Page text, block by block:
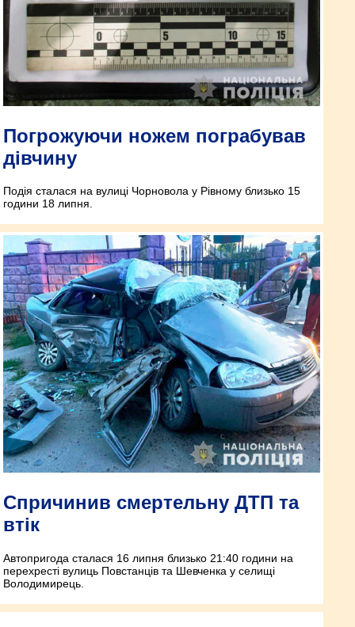
Погрожуючи ножем пограбував
дівчину
Подія сталася на вулиці Чорновола у Рівному близько 15
години 18 липня.
Спричинив смертельну ДТП та
втік
Автопригода сталася 16 липня близько 21:40 години на
перехресті вулиць Повстанців та Шевченка у селищі
Володимирець.